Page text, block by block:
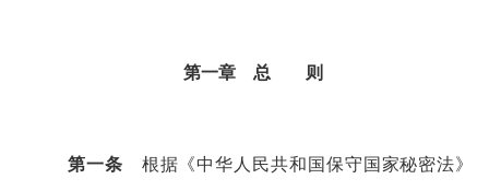
第一章 总 则
第一条 根据《中华人民共和国保守国家秘密法》